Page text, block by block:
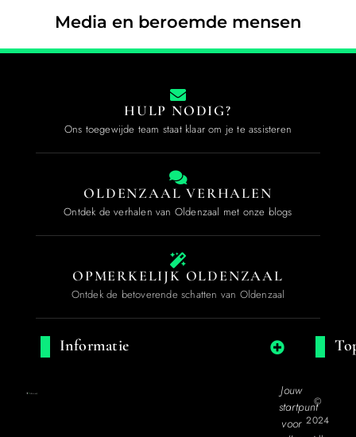
Media en beroemde mensen
HULP NODIG?
Ons toegewijde team staat klaar om je te assisteren
OLDENZAAL VERHALEN
Ontdek de verhalen van Oldenzaal met onze blogs
OPMERKELIJK OLDENZAAL
Ontdek de betoverende schatten van Oldenzaal
Informatie
Jouw
startpunt
voor
©
2024